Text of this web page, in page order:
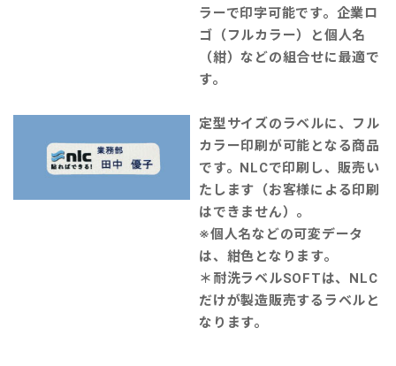
ラーで印字可能です。企業ロ
ゴ（フルカラー）と個人名
（紺）などの組合せに最適で
す。
定型サイズのラベルに、フル
カラー印刷が可能となる商品
です。NLCで印刷し、販売い
たします（お客様による印刷
はできません）。
※個人名などの可変データ
は、紺色となります。
＊耐洗ラベルSOFTは、NLC
だけが製造販売するラベルと
なります。